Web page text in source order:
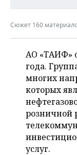
КИБЕРСПОРТ
ФИГУРНОЕ
ВОДНЫЕ ВИДЫ
ХОККЕЙ С
КУЛЬТУРА
МЕДИЦИНА
ОБРАЗОВАНИЕ
СПИСОК
Сюжет 160
АО «ТАИФ»
года.
многих
которых
розничной
услуг.